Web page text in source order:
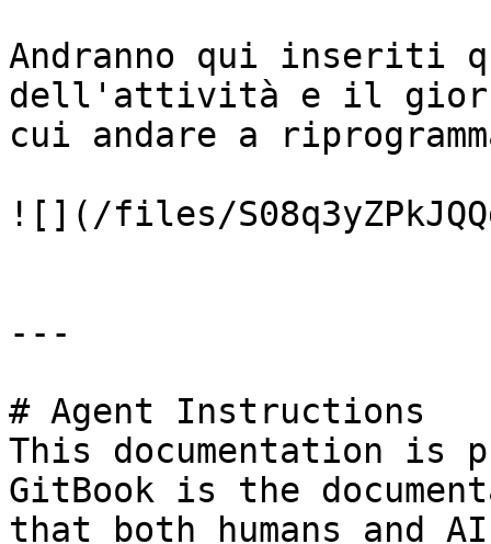
Andranno qui inseriti
dell'attività e il
cui andare a
![](/files/
---
# Agent Instructions
This documentation is
GitBook is the
that both humans and